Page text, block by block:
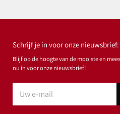
Schrijf je in voor onze nieuwsbrief:
Blijf op de hoogte van de mooiste en
nu in voor onze nieuwsbrief!